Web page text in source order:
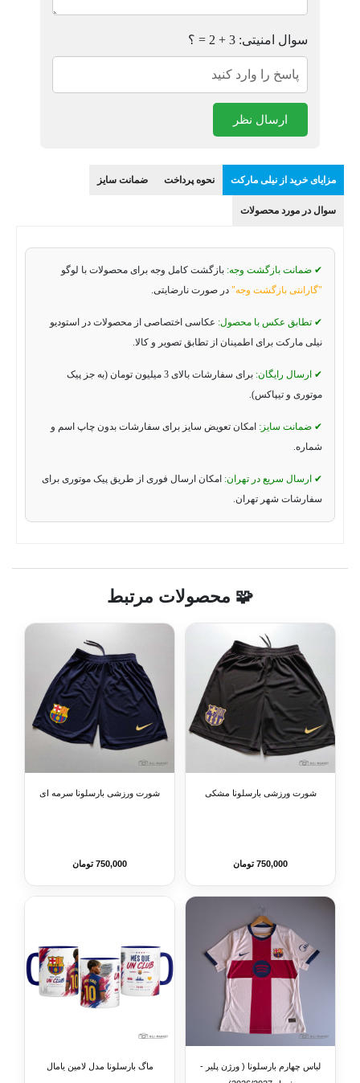
سوال امنیتی: 3 + 2 = ؟
ارسال نظر
مزایای خرید از نیلی مارکت نحوه پرداخت ضمانت سایز
سوال در مورد محصولات
✔ ضمانت بازگشت وجه: بازگشت کامل وجه برای محصولات با لوگو
"گارانتی بازگشت وجه" در صورت نارضایتی.
✔ تطابق عکس با محصول: عکاسی اختصاصی از محصولات در استودیو
نیلی مارکت برای اطمینان از تطابق تصویر و کالا.
✔ ارسال رایگان:
برای سفارشات بالای 3 میلیون تومان (به جز پیک
موتوری و تیپاکس).
✔ ضمانت سایز: امکان تعویض سایز برای سفارشات بدون چاپ اسم و
شماره.
✔ ارسال سریع در تهران: امکان ارسال فوری از طریق پیک موتوری برای
سفارشات شهر تهران.
🧩 محصولات مرتبط
شورت ورزشی بارسلونا مشکی
750,000 تومان
شورت ورزشی بارسلونا سرمه ای
750,000 تومان
لباس چهارم بارسلونا ( ورژن پلیر -
ماگ بارسلونا مدل لامین یامال